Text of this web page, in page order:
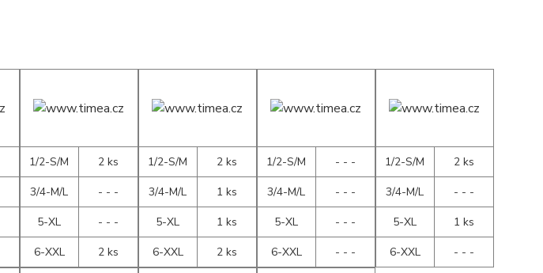
1/2-S/M
2 ks
3/4-M/L
- - -
5-XL
- - -
6-XXL
2 ks
1/2-S/M
2 ks
3/4-M/L
1 ks
5-XL
1 ks
6-XXL
2 ks
1/2-S/M
- - -
3/4-M/L
- - -
5-XL
- - -
6-XXL
- - -
1/2-S/M
2 ks
3/4-M/L
- - -
5-XL
1 ks
6-XXL
- - -